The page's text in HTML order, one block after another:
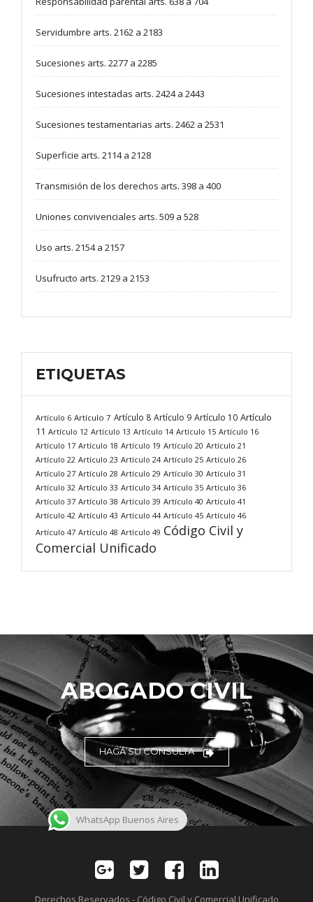
Servidumbre arts. 2162 a 2183
Sucesiones arts. 2277 a 2285
Sucesiones intestadas arts. 2424 a 2443
Sucesiones testamentarias arts. 2462 a 2531
Superficie arts. 2114 a 2128
Transmisión de los derechos arts. 398 a 400
Uniones convivenciales arts. 509 a 528
Uso arts. 2154 a 2157
Usufructo arts. 2129 a 2153
ETIQUETAS
Artículo 6 Artículo 7 Artículo 8 Artículo 9 Artículo 10 Artículo
11 Artículo 12 Artículo 13 Artículo 14 Artículo 15 Artículo 16
Artículo 17 Artículo 18 Artículo 19 Artículo 20 Artículo 21
Artículo 22 Artículo 23 Artículo 24 Artículo 25 Artículo 26
Artículo 27 Artículo 28 Artículo 29 Artículo 30 Artículo 31
Artículo 32 Artículo 33 Artículo 34 Artículo 35 Artículo 36
Artículo 37 Artículo 38 Artículo 39 Artículo 40 Artículo 41
Artículo 42 Artículo 43 Artículo 44 Artículo 45 Artículo 46
Artículo 47 Artículo 48 Artículo 49 Código Civil y
Comercial Unificado
ABOGADO CIVIL
HAGA SU CONSULTA
Derechos Reservados - Código Civil y Comercial Unificado
WhatsApp Buenos Aires